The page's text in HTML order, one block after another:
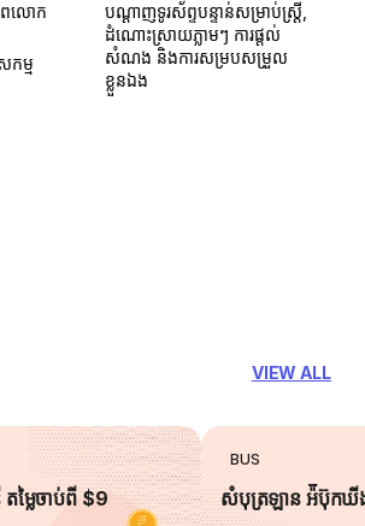
ពលោក
កម្ម
បណ្តាញទូរស័ព្ទបន្ទាន់សម្រាប់ស្ត្រី,
ដំណោះស្រាយភ្លាមៗ ការផ្តល់
សំណង និងការសម្របសម្រួល
ខ្លួនឯង
VIEW ALL
ម្លៃចាប់ពី $9
BUS
សំបុត្រឡាន អ៉ីប៊ុកឃី